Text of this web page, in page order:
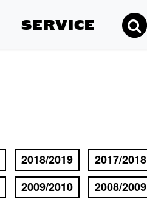
SERVICE
2018/2019
2017/2018
2009/2010 2008/2009